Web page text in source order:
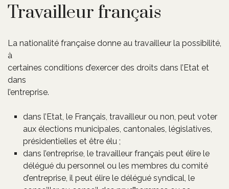
Travailleur français
La nationalité française donne au travailleur la possibilité,
à
certaines conditions d’exercer des droits dans l’Etat et
dans
l’entreprise.
dans l’Etat, le Français, travailleur ou non, peut voter
aux élections municipales, cantonales, législatives,
présidentielles et être élu ;
dans l’entreprise, le travailleur français peut élire le
délégué du personnel ou les membres du comité
d’entreprise, il peut élire le délégué syndical, le